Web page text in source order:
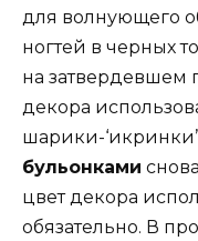
для волнующего
ногтей в черных
на затвердевшем
декора
шарики-
бульонками
цвет декора
обязательно. В